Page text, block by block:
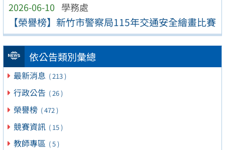
2026-06-10 學務處
【榮譽榜】新竹市警察局115年交通安全繪畫比賽
依公告類別彙總
最新消息 ( 213 )
行政公告 ( 26 )
榮譽榜 ( 472 )
競賽資訊 ( 15 )
教師專區 ( 5 )